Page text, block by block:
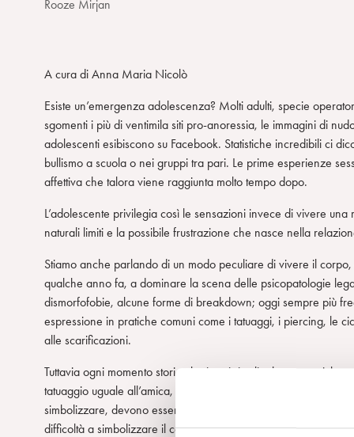
Rooze Mirjan
A cura di Anna Maria Nicolò
Esiste un’emergenza adolescenza? Molti adulti, specie
sgomenti i più di ventimila siti pro-anoressia, le immagini di
adolescenti esibiscono su Facebook. Statistiche incredibili ci
bullismo a scuola o nei gruppi tra pari. Le prime esperienze
affettiva che talora viene raggiunta molto tempo dopo.
L’adolescente privilegia così le sensazioni invece di vivere
naturali limiti e la possibile frustrazione che nasce nella
Stiamo anche parlando di un modo peculiare di vivere il
qualche anno fa, a dominare la scena delle psicopatologie
dismorfofobie, alcune forme di breakdown; oggi sempre più
espressione in pratiche comuni come i tatuaggi, i piercing, le
alle scarificazioni.
Tuttavia ogni momento storico ha i suoi rituali e le sue
tatuaggio uguale all’amica, che fa un piercing come i suoi
simbolizzare, devono essere considerati manifestazioni attuali
difficoltà a simbolizzare il corpo e le sue sensazioni.